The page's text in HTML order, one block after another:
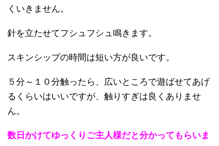
くいきません。
針を立たせてフシュフシュ鳴きます。
スキンシップの時間は短い方が良いです。
５分～１０分触ったら、広いところで遊ばせてあげ
るくらいはいいですが、触りすぎは良くありませ
ん。
数日かけてゆっくりご主人様だと分かってもらいま